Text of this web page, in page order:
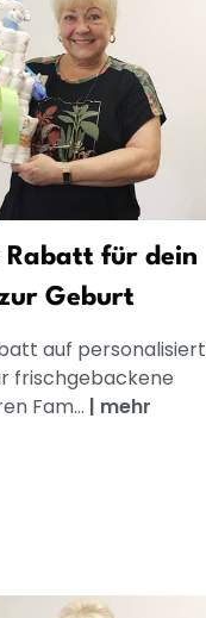
Rabatt für dein
Geburt
auf
frischgebackene
Fam... | mehr